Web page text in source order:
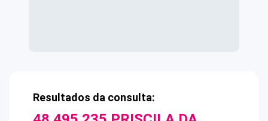
Resultados da consulta: